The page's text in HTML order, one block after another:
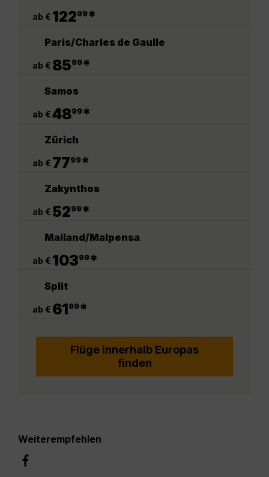
ab € 12299*
Paris/Charles de Gaulle
ab € 8599*
Samos
ab €4899*
Zürich
ab € 7799*
Zakynthos
ab € 5299*
Mailand/Malpensa
ab € 10399*
Split
ab € 6199*
Flüge innerhalb Europas
finden
Weiterempfehlen